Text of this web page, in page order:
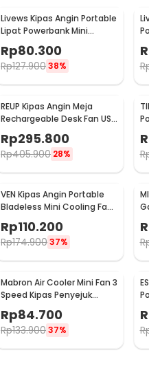
Livews Kipas Angin Portable
Lipat Powerbank Mini
Cooling Fan 3000mAh - F3
Rp80.300
Rp127.90038%
REUP Kipas Angin Meja
Rechargeable Desk Fan USB
7 Inch 10000mAh - DQ212
Rp295.800
Rp405.900 28%
-
VEN Kipas Angin Portable
Bladeless Mini Cooling Fan
Rp110.200
Rp174.90037%
Mabron Air Cooler Mini Fan 3
Speed Kipas Penyejuk
Ruangan 600ml 10W 5V -
MB-60
Rp84.700
Rp133.90037%